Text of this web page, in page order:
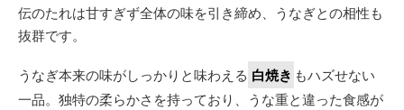
伝のたれは甘すぎず全体の味を引き締め、うなぎとの相性も
抜群です。
うなぎ本来の味がしっかりと味わえる 白焼き もハズせない
一品。独特の柔らかさを持っており、うな重と違った食感が